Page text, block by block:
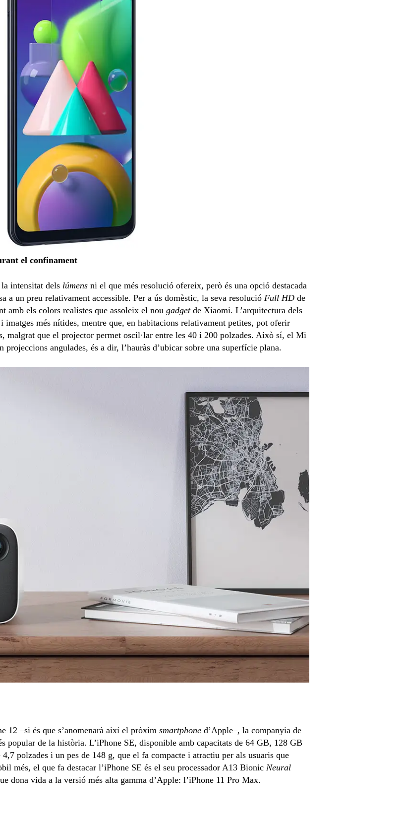
el confinament
intensitat dels lúmens ni el que més resolució ofereix, però és una opció destacada
a un preu relativament accessible. Per a ús domèstic, la seva resolució Full HD de
amb els colors realistes que assoleix el nou gadgetde Xiaomi. L’arquitectura dels
més nítides, mentre que, en habitacions relativament petites, pot oferir
malgrat que el projector permet oscil·lar entre les 40 i 200 polzades. Això sí, el Mi
angulades, és a dir, l’hauràs d’ubicar sobre una superfície plana.
12 –si és que s’anomenarà així el pròxim smartphone d’Apple–, la companyia de
popular de la història. L’iPhone SE, disponible amb capacitats de 64 GB, 128 GB
polzades i un pes de 148 g, que el fa compacte i atractiu per als usuaris que
més, el que fa destacar l’iPhone SE és el seu processador A13 Bionic Neural
dona vida a la versió més alta gamma d’Apple: l’iPhone 11 Pro Max.